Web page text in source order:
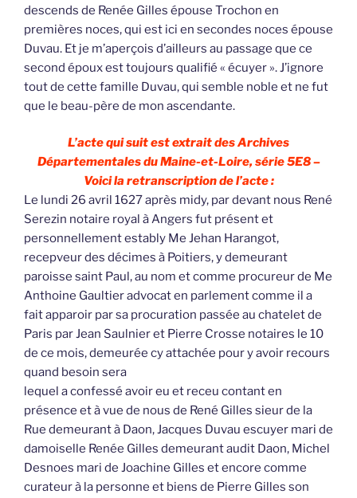
descends de Renée Gilles épouse Trochon en
premières noces, qui est ici en secondes noces épouse
Duvau. Et je m’aperçois d’ailleurs au passage que ce
second époux est toujours qualifié « écuyer ». J’ignore
tout de cette famille Duvau, qui semble noble et ne fut
que le beau-père de mon ascendante.
L’acte qui suit est extrait des Archives
Départementales du Maine-et-Loire, série 5E8 –
Voici la retranscription de l’acte :
Le lundi 26 avril 1627 après midy, par devant nous René
Serezin notaire royal à Angers fut présent et
personnellement estably Me Jehan Harangot,
recepveur des décimes à Poitiers, y demeurant
paroisse saint Paul, au nom et comme procureur de Me
Anthoine Gaultier advocat en parlement comme il a
fait apparoir par sa procuration passée au chatelet de
Paris par Jean Saulnier et Pierre Crosse notaires le 10
de ce mois, demeurée cy attachée pour y avoir recours
quand besoin sera
lequel a confessé avoir eu et receu contant en
présence et à vue de nous de René Gilles sieur de la
Rue demeurant à Daon, Jacques Duvau escuyer mari de
damoiselle Renée Gilles demeurant audit Daon, Michel
Desnoes mari de Joachine Gilles et encore comme
curateur à la personne et biens de Pierre Gilles son